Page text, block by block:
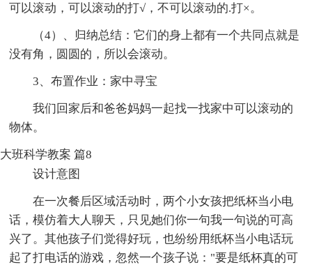
可以滚动，可以滚动的打√，不可以滚动的.打×。
（4）、归纳总结：它们的身上都有一个共同点就是
没有角，圆圆的，所以会滚动。
3、布置作业：家中寻宝
我们回家后和爸爸妈妈一起找一找家中可以滚动的
物体。
大班科学教案 篇8
设计意图
在一次餐后区域活动时，两个小女孩把纸杯当小电
话，模仿着大人聊天，只见她们你一句我一句说的可高
兴了。其他孩子们觉得好玩，也纷纷用纸杯当小电话玩
起了打电话的游戏，忽然一个孩子说："要是纸杯真的可